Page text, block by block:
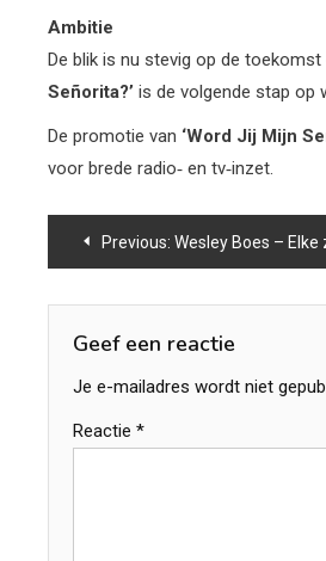
Ambitie
De blik is nu stevig op de
Señorita?’ is de volgende stap op
De promotie van ‘Word Jij Mijn
voor brede radio‑ en tv‑inzet.
Bericht
navigatie
Previous: Wesley Boes –
Geef een reactie
Je e-mailadres wordt niet
Reactie *